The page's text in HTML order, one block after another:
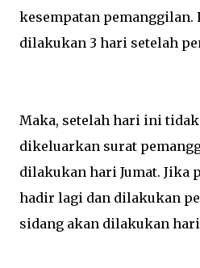
kesempatan pemanggilan.
dilakukan 3 hari setelah
Maka, setelah hari ini
dikeluarkan surat
dilakukan hari Jumat. Jika
hadir lagi dan dilakukan
sidang akan dilakukan hari